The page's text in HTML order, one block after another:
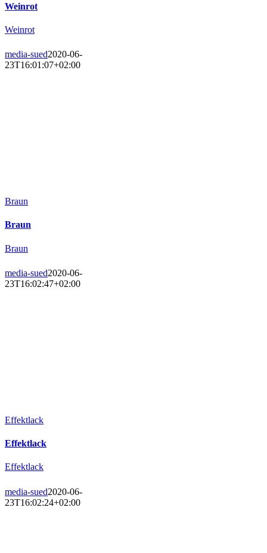
Weinrot
Weinrot
media-sued2020-06-
23T16:01:07+02:00
Braun
Braun
Braun
media-sued2020-06-
23T16:02:47+02:00
Effektlack
Effektlack
Effektlack
media-sued2020-06-
23T16:02:24+02:00